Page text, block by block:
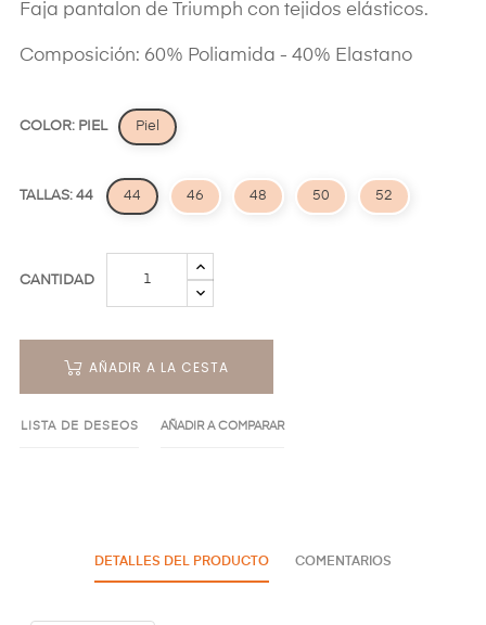
Faja pantalon de Triumph con tejidos elásticos.
Composición: 60% Poliamida - 40% Elastano
COLOR: PIEL Piel
TALLAS: 44 44 46 48 50 52
CANTIDAD
AÑADIR A LA CESTA
LISTA DE DESEOS AÑADIR A COMPARAR
DETALLES DEL PRODUCTO COMENTARIOS